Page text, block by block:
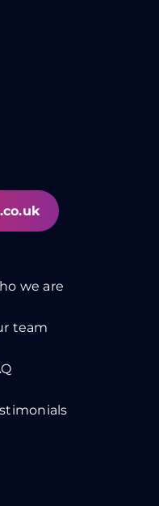
we are
team